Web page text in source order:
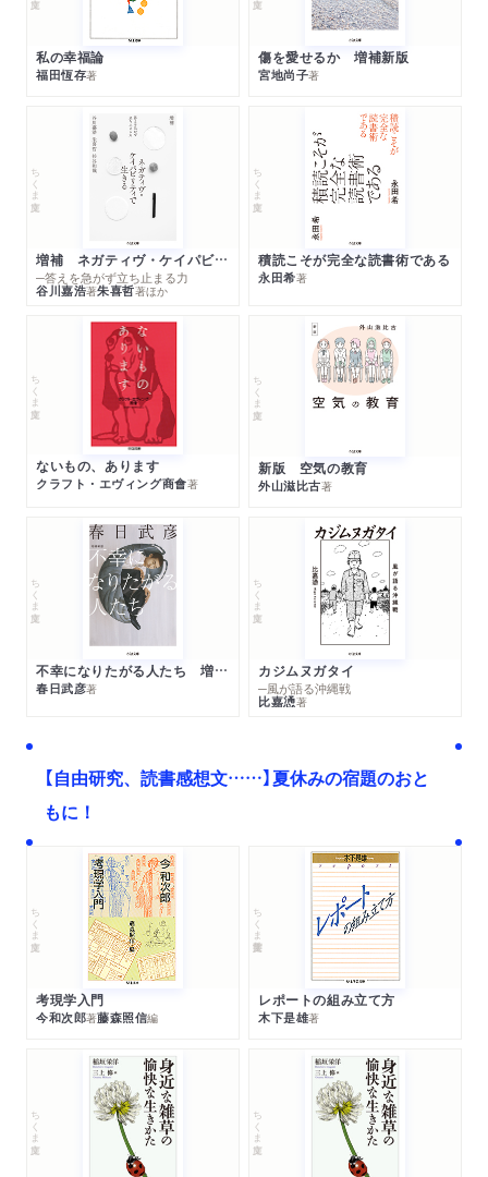
私の幸福論
福田恆存著
傷を愛せるか 増補新版
宮地尚子著
ちくま文庫
増補 ネガティヴ・ケイパビリティで生きる
─答えを急がず立ち止まる力
谷川嘉浩著朱喜哲著ほか
ちくま文庫
積読こそが完全な読書術である
永田希著
ちくま文庫
ないもの、あります
クラフト・エヴィング商會著
ちくま文庫
新版 空気の教育
外山滋比古著
ちくま文庫
不幸になりたがる人たち 増補新版
春日武彦著
ちくま文庫
カジムヌガタイ
─風が語る沖縄戦
比嘉慂著
【自由研究、読書感想文……】夏休みの宿題のおと
もに！
ちくま文庫
考現学入門
今和次郎著藤森照信編
ちくま学芸文庫
レポートの組み立て方
木下是雄著
ちくま文庫 ちくま文庫